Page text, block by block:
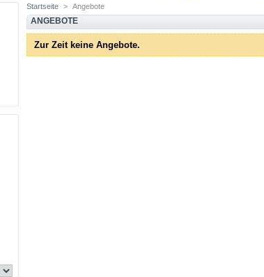
Startseite > Angebote
ANGEBOTE
Zur Zeit keine Angebote.